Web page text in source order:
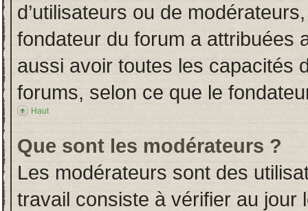
d’utilisateurs ou de
fondateur du forum a attribuées
aussi avoir toutes les capacités
forums, selon ce que le
Haut
Que sont les modérateurs ?
Les modérateurs sont des
travail consiste à vérifier au jour